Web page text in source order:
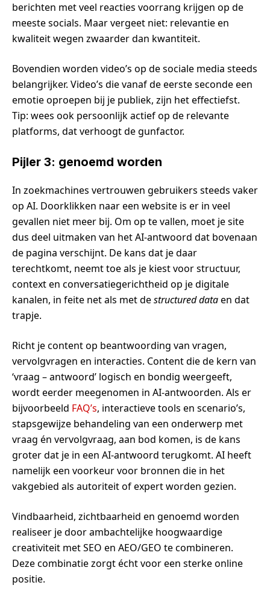
berichten met veel reacties voorrang krijgen op de
meeste socials. Maar vergeet niet: relevantie en
kwaliteit wegen zwaarder dan kwantiteit.
Bovendien worden video’s op de sociale media steeds
belangrijker. Video’s die vanaf de eerste seconde een
emotie oproepen bij je publiek, zijn het effectiefst.
Tip: wees ook persoonlijk actief op de relevante
platforms, dat verhoogt de gunfactor.
Pijler 3: genoemd worden
In zoekmachines vertrouwen gebruikers steeds vaker
op AI. Doorklikken naar een website is er in veel
gevallen niet meer bij. Om op te vallen, moet je site
dus deel uitmaken van het AI-antwoord dat bovenaan
de pagina verschijnt. De kans dat je daar
terechtkomt, neemt toe als je kiest voor structuur,
context en conversatiegerichtheid op je digitale
kanalen, in feite net als met destructured dataen dat
trapje.
Richt je content op beantwoording van vragen,
vervolgvragen en interacties. Content die de kern van
‘vraag – antwoord’ logisch en bondig weergeeft,
wordt eerder meegenomen in AI-antwoorden. Als er
bijvoorbeeld FAQ’s, interactieve tools en scenario’s,
stapsgewijze behandeling van een onderwerp met
vraag én vervolgvraag, aan bod komen, is de kans
groter dat je in een AI-antwoord terugkomt. AI heeft
namelijk een voorkeur voor bronnen die in het
vakgebied als autoriteit of expert worden gezien.
Vindbaarheid, zichtbaarheid en genoemd worden
realiseer je door ambachtelijke hoogwaardige
creativiteit met SEO en AEO/GEO te combineren.
Deze combinatie zorgt écht voor een sterke online
positie.